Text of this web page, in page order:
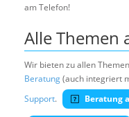
am Telefon!
Alle Themen
Wir bieten zu allen
Beratung(auch integriert
Support. Beratung